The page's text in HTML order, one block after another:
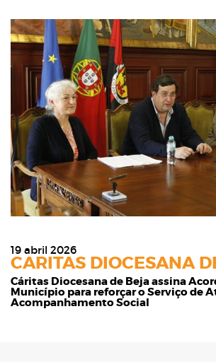
19 abril 2026
CARITAS DIOCESANA
Cáritas Diocesana de Beja assina
Município para reforçar o Serviço de
Acompanhamento Social